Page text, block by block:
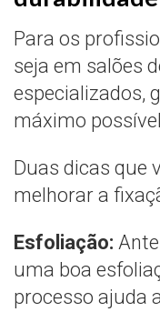
Para os
seja em salões
especializados,
máximo
Duas dicas que
melhorar a
Esfoliação:
uma boa
processo ajuda